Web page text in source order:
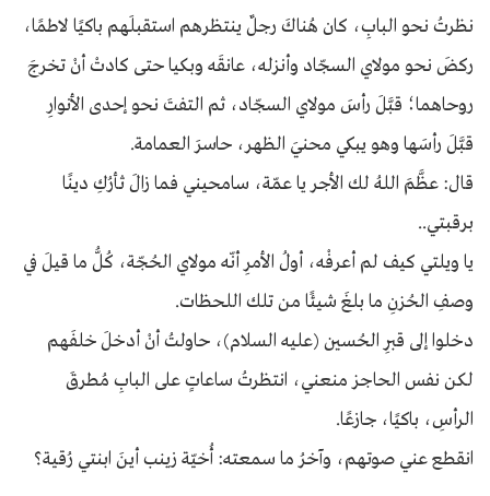
نظرتُ نحو البابِ، كان هُناكَ رجلٌ ينتظرهم استقبلَهم باكيًا لاطمًا،
ركضَ نحو مولاي السجّاد وأنزله، عانقَه وبكيا حتى كادتْ أنْ تخرجَ
روحاهما؛ قبَّلَ رأسَ مولاي السجّاد، ثم التفتَ نحو إحدى الأنوارِ
قبَّلَ رأسَها وهو يبكي محنيَ الظهر، حاسرَ العمامة.
قال: عظَّمَ اللهُ لك الأجر يا عمّة، سامحيني فما زالَ ثأرُكِ دينًا
برقبتي..
يا ويلتي كيف لم أعرفْه، أولُ الأمرِ أنّه مولاي الحُجّة، كُلُّ ما قيلَ في
وصفِ الحُزنِ ما بلغَ شيئًا من تلك اللحظات.
دخلوا إلى قبرِ الحُسين (عليه السلام)، حاولتُ أنْ أدخلَ خلفَهم
لكن نفس الحاجز منعني، انتظرتُ ساعاتٍ على البابِ مُطرقَ
الرأسِ، باكيًا، جازعًا.
انقطع عني صوتهم، وآخرُ ما سمعته: أُخيّة زينب أينَ ابنتي رُقية؟